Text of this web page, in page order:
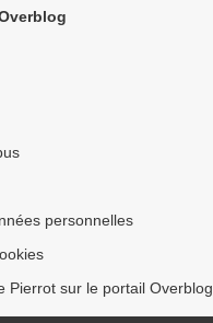
personnelles
Pierrot sur le portail Overblog